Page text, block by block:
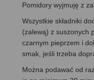
Pomidory wyjmuję z
Wszystkie składniki
(zalewą) z suszonych
czarnym pieprzem i
smak, jeśli trzeba
Można podawać od